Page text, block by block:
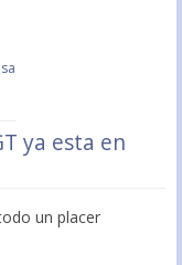
ya esta en
un placer